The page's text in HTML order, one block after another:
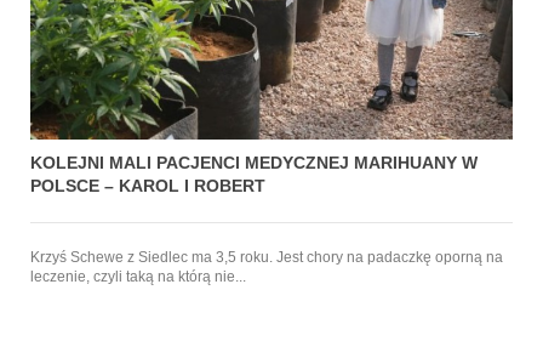
KOLEJNI MALI PACJENCI MEDYCZNEJ MARIHUANY W
POLSCE – KAROL I ROBERT
Krzyś Schewe z Siedlec ma 3,5 roku. Jest chory na padaczkę oporną na
leczenie, czyli taką na którą nie...